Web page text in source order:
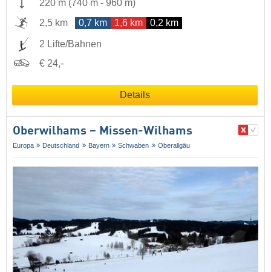
220 m ( 740 m - 960 m)
2,5 km
0,7 km 1,6 km 0,2 km
2 Lifte/Bahnen
€ 24,-
Details
Oberwilhams – Missen-Wilhams
Europa Deutschland Bayern Schwaben Oberallgäu